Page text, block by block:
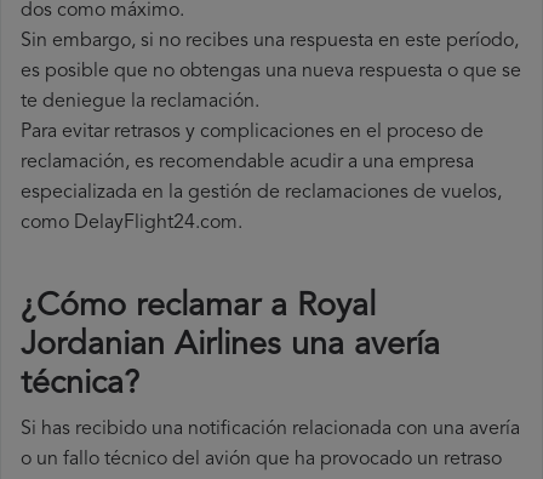
dos como máximo.
Sin embargo, si no recibes una respuesta en este período,
es posible que no obtengas una nueva respuesta o que se
te deniegue la reclamación.
Para evitar retrasos y complicaciones en el proceso de
reclamación, es recomendable acudir a una empresa
especializada en la gestión de reclamaciones de vuelos,
como DelayFlight24.com.
¿Cómo reclamar a Royal
Jordanian Airlines una avería
técnica?
Si has recibido una notificación relacionada con una avería
o un fallo técnico del avión que ha provocado un retraso